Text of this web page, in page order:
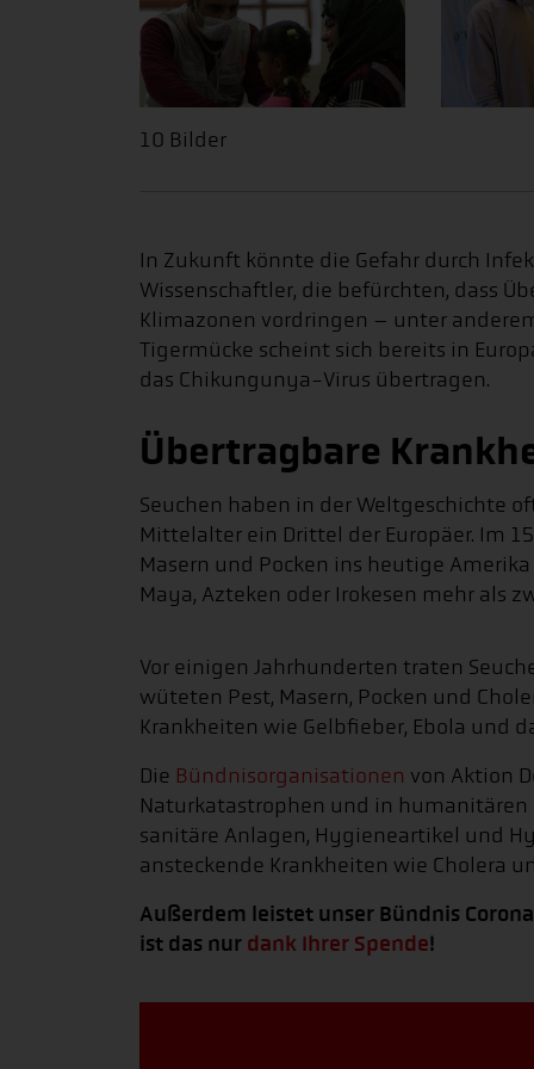
10 Bilder
In Zukunft könnte die Gefahr durch
Wissenschaftler, die befürchten, dass
Klimazonen vordringen – unter
Tigermücke scheint sich bereits in
das Chikungunya-Virus übertragen.
Übertragbare
Seuchen haben in der Weltgeschichte
Mittelalter ein Drittel der Europäer. Im
Masern und Pocken ins heutige
Maya, Azteken oder Irokesen mehr als
Vor einigen Jahrhunderten traten
wüteten Pest, Masern, Pocken und
Krankheiten wie Gelbfieber, Ebola und
Die Bündnisorganisationen von Aktion
Naturkatastrophen und in humanitären
sanitäre Anlagen, Hygieneartikel und
ansteckende Krankheiten wie Cholera
Außerdem leistet unser Bündnis
ist das nur dank Ihrer Spende!